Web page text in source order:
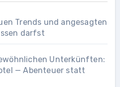
Trends und angesagten
darfst
Unterkünften:
— Abenteuer statt